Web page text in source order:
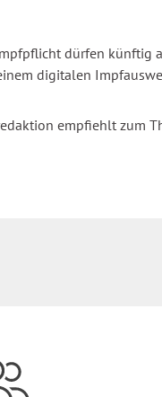
dürfen künftig
digitalen
empfiehlt zum